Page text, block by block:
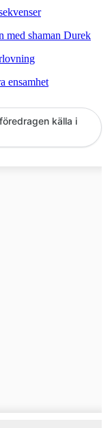
med shaman Durek
ensamhet
källa i